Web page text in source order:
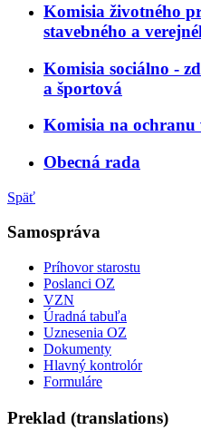
Komisia životného
stavebného a
Komisia sociálno -
a športová
Komisia na ochranu
Obecná rada
Späť
Samospráva
Príhovor starostu
Poslanci OZ
VZN
Úradná tabuľa
Uznesenia OZ
Dokumenty
Hlavný kontrolór
Formuláre
Preklad (translations)